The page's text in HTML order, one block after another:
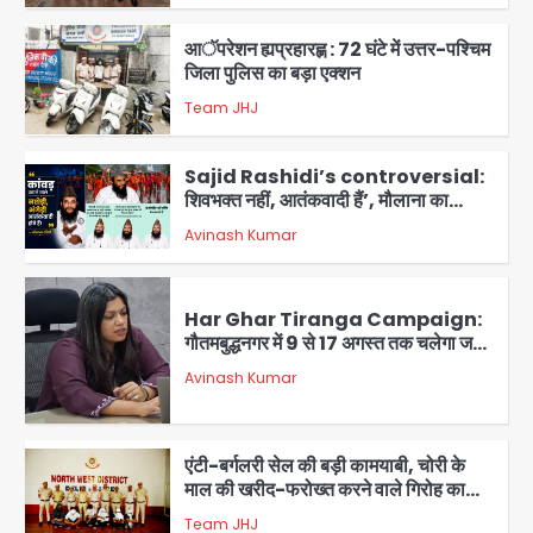
3
4
आॅपरेशन ह्यप्रहारह्ण : 72 घंटे में उत्तर-पश्चिम
जिला पुलिस का बड़ा एक्शन
Team JHJ
5
Sajid Rashidi’s controversial:
शिवभक्त नहीं, आतंकवादी हैं’, मौलाना का
कांवड़ियों पर विवादित बयान, BJP विधायक ने
कराई FIR, NSA की मांग
Avinash Kumar
1
Har Ghar Tiranga Campaign:
गौतमबुद्धनगर में 9 से 17 अगस्त तक चलेगा जन-
जागरूकता महाअभियान, डीएम ने की समीक्षा
बैठक
Avinash Kumar
एंटी-बर्गलरी सेल की बड़ी कामयाबी, चोरी के
माल की खरीद-फरोख्त करने वाले गिरोह का
भंडाफोड़
Team JHJ